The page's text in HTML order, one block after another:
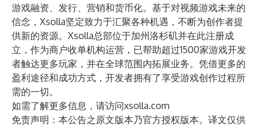
游戏融资、发行、营销和货币化。基于对视频游戏未来的
信念，Xsolla坚定致力于汇聚各种机遇，不断为创作者提
供新的资源。Xsolla总部位于加州洛杉矶并在此注册成
立，作为商户收单机构运营，已帮助超过1500家游戏开发
者触达更多玩家，并在全球范围内拓展业务。凭借更多的
盈利途径和成功方式，开发者拥有了享受游戏创作过程所
需的一切。
如需了解更多信息，请访问xsolla.com
免责声明：本公告之原文版本乃官方授权版本。译文仅供